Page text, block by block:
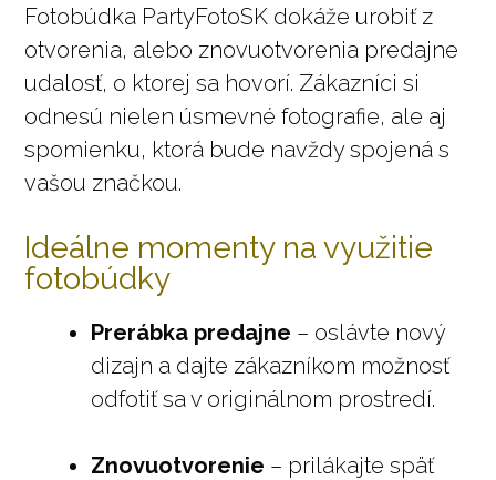
Fotobúdka PartyFotoSK dokáže urobiť z
otvorenia, alebo znovuotvorenia predajne
udalosť, o ktorej sa hovorí. Zákazníci si
odnesú nielen úsmevné fotografie, ale aj
spomienku, ktorá bude navždy spojená s
vašou značkou.
Ideálne momenty na využitie
fotobúdky
Prerábka predajne – oslávte nový
dizajn a dajte zákazníkom možnosť
odfotiť sa v originálnom prostredí.
Znovuotvorenie – prilákajte späť